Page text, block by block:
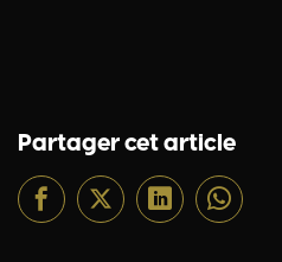
Partager cet article